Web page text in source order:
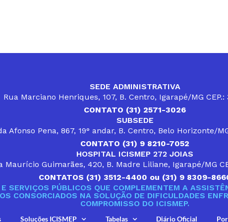
SEDE ADMINISTRATIVA
Rua Marciano Henriques, 107, B. Centro, Igarapé/MG CEP.:
CONTATO (31) 2571-3026
SUBSEDE
Afonso Pena, 867, 19° andar, B. Centro, Belo Horizonte/
CONTATO (31) 9 8210-7052
HOSPITAL ICISMEP 272 JOIAS
Maurício Guimarães, 420, B. Madre Liliane, Igarapé/MG
CONTATOS (31) 3512-4400 ou (31) 9 8309-
SERVIÇOS PÚBLICOS QUE COMPLEMENTEM A
CONSORCIADOS NA SOLUÇÃO DE DIFICULDADES
COMPROMISSO DO ICISMEP.
Soluções ICISMEP Tabelas Diário Oficial